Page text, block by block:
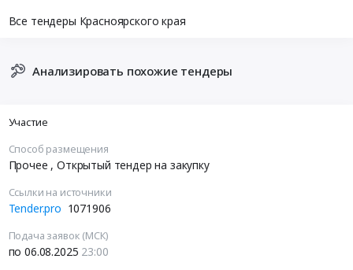
Все тендеры Красноярского края
Анализировать похожие тендеры
Участие
Способ размещения
Прочее , Открытый тендер на закупку
Ссылки на источники
Tender.pro 1071906
Подача заявок (МСК)
по 06.08.2025 23:00